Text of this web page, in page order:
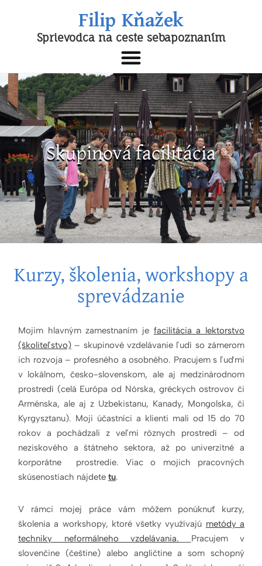
Filip Kňažek
Sprievodca na ceste sebapoznaním
Skupinová facilitácia
Kurzy, školenia, workshopy a
sprevádzanie
Mojim hlavným zamestnaním je facilitácia a lektorstvo
(školiteľstvo) – skupinové vzdelávanie ľudí so zámerom
ich rozvoja – profesného a osobného. Pracujem s ľuďmi
v lokálnom, česko-slovenskom, ale aj medzinárodnom
prostredí (celá Európa od Nórska, gréckych ostrovov či
Arménska, ale aj z Uzbekistanu, Kanady, Mongolska, či
Kyrgysztanu). Moji účastníci a klienti mali od 15 do 70
rokov a pochádzali z veľmi rôznych prostredí – od
neziskového a štátneho sektora, až po univerzitné a
korporátne prostredie. Viac o mojich pracovných
skúsenostiach nájdete tu.
V rámci mojej práce vám môžem ponúknuť kurzy,
školenia a workshopy, ktoré všetky využívajú metódy a
techniky neformálneho vzdelávania.
Pracujem v
slovenčine (češtine) alebo angličtine a som schopný